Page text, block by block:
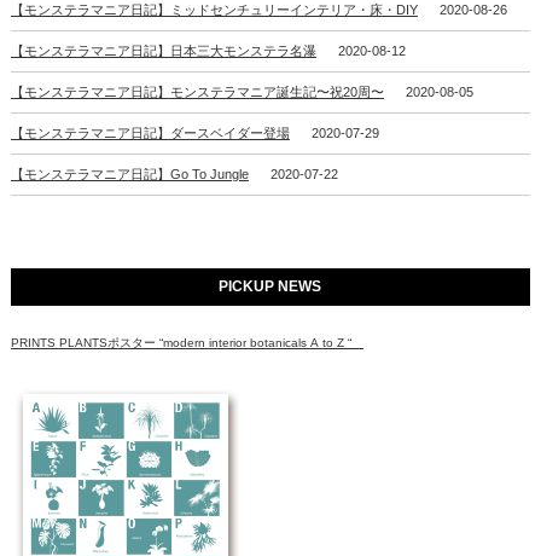
【モンステラマニア日記】ミッドセンチュリーインテリア・床・DIY 2020-08-26
【モンステラマニア日記】日本三大モンステラ名瀑 2020-08-12
【モンステラマニア日記】モンステラマニア誕生記〜祝20周〜 2020-08-05
【モンステラマニア日記】ダースベイダー登場 2020-07-29
【モンステラマニア日記】Go To Jungle 2020-07-22
PICKUP NEWS
PRINTS PLANTSポスター “modern interior botanicals A to Z “